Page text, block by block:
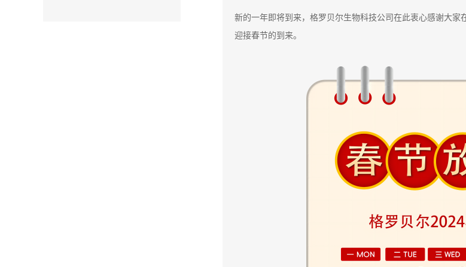
新的一年即将到来，格罗贝尔生物科技公司在此衷心感谢大
迎接春节的到来。